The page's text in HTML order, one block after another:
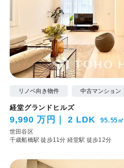
リノベ向き物件 中古マンション
経堂グランドヒルズ
9,990 万円 2 LDK 95.55㎡
世田谷区
千歳船橋駅 徒歩11分 経堂駅 徒歩12分